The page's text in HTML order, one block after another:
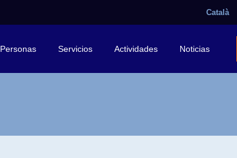
Català
Personas Servicios Actividades Noticias